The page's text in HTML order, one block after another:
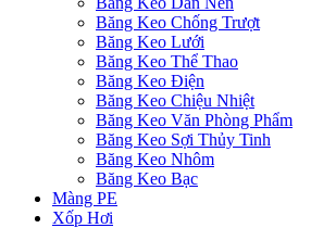
Băng Keo Chống Trượt
Băng Keo Lưới
Băng Keo Thể Thao
Băng Keo Điện
Băng Keo Chiệu Nhiệt
Băng Keo Văn Phòng Phẩm
Băng Keo Sợi Thủy Tinh
Băng Keo Nhôm
Băng Keo Bạc
Màng PE
Xốp Hơi